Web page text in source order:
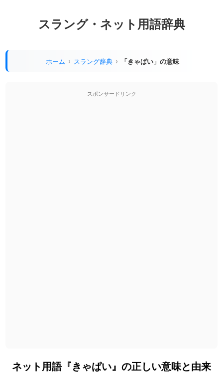
スラング・ネット用語辞典
ホーム スラング辞典 「きゃぱい」の意味
スポンサードリンク
ネット用語『きゃぱい』の正しい意味と由来